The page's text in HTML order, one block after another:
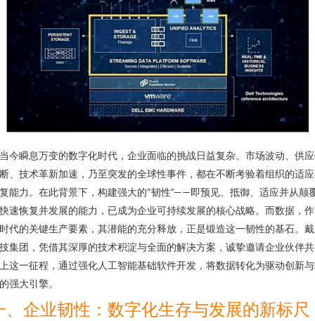
今瞬息万变的数字化时代，企业面临的挑战日益复杂。市场波动、供
、技术革新加速，乃至突发的全球性事件，都在不断考验着组织的适
能力。在此背景下，构建强大的“韧性”——即预见、抵御、适应并从颠
速恢复并发展的能力，已成为企业可持续发展的核心战略。而数据，
代的关键生产要素，其潜能的充分释放，正是锻造这一韧性的基石。
集团，凭借其深厚的技术积淀与全面的解决方案，诚挚邀请企业伙伴
这一征程，通过强化人工智能基础软件开发，将数据转化为驱动创新
强大引擎。
、企业韧性：数字化生存与发展的新标尺